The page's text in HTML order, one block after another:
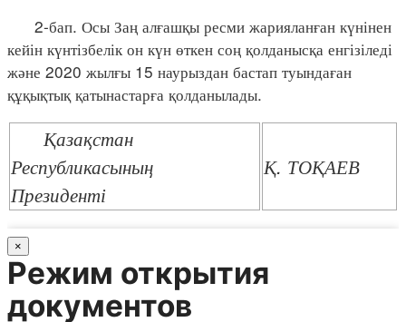
2-бап. Осы Заң алғашқы ресми жарияланған күнінен
кейін күнтізбелік он күн өткен соң қолданысқа енгізіледі
және 2020 жылғы 15 наурыздан бастап туындаған
құқықтық қатынастарға қолданылады.
Қазақстан
Республикасының
Президенті
Қ. ТОҚАЕВ
×
Режим открытия
документов